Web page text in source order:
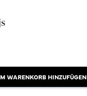
WARENKORB HINZUFÜGEN